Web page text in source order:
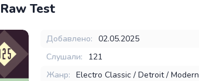
Test
Добавлено: 02.05.2025
Слушали:
121
Жанр: Electro Classic / Detroit / Modern